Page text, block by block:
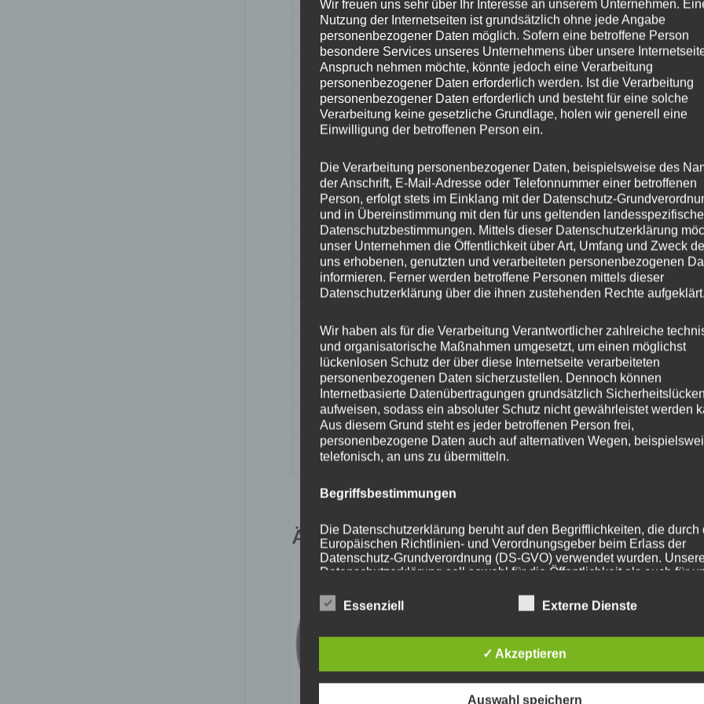
Breite 8.5
Design CVR8
Durchmesser 20
45
Fertigung Flow Forming
Hersteller CONCAVER WHEELS
Lochkreis 5×112
Hinweis
Mittellochbohrung 72,6 mm
Nabenbohrung 72.6
PCD 112 mm
Traglast 815
Ähnliche Produkte
Wir freuen uns sehr über Ihr Interesse an unserem Unternehmen.
Nutzung der Internetseiten ist grundsätzlich ohne jede Angabe
personenbezogener Daten möglich. Sofern eine betroffene Person
besondere Services unseres Unternehmens über unsere
Anspruch nehmen möchte, könnte jedoch eine Verarbeitung
personenbezogener Daten erforderlich werden. Ist die Verarbeitung
personenbezogener Daten erforderlich und besteht für eine solche
Verarbeitung keine gesetzliche Grundlage, holen wir generell eine
Einwilligung der betroffenen Person ein.
Die Verarbeitung personenbezogener Daten, beispielsweise des
der Anschrift, E-Mail-Adresse oder Telefonnummer einer betroffenen
Person, erfolgt stets im Einklang mit der Datenschutz-
und in Übereinstimmung mit den für uns geltenden
Datenschutzbestimmungen. Mittels dieser Datenschutzerklärung
unser Unternehmen die Öffentlichkeit über Art, Umfang und Zweck
uns erhobenen, genutzten und verarbeiteten personenbezogenen
informieren. Ferner werden betroffene Personen mittels dieser
Datenschutzerklärung über die ihnen zustehenden Rechte aufgeklärt.
Wir haben als für die Verarbeitung Verantwortlicher zahlreiche
und organisatorische Maßnahmen umgesetzt, um einen möglichst
lückenlosen Schutz der über diese Internetseite verarbeiteten
personenbezogenen Daten sicherzustellen. Dennoch können
Internetbasierte Datenübertragungen grundsätzlich Sicherheitslücken
aufweisen, sodass ein absoluter Schutz nicht gewährleistet werden
Aus diesem Grund steht es jeder betroffenen Person frei,
personenbezogene Daten auch auf alternativen Wegen,
telefonisch, an uns zu übermitteln.
Begriffsbestimmungen
Die Datenschutzerklärung beruht auf den Begrifflichkeiten, die durch
Europäischen Richtlinien- und Verordnungsgeber beim Erlass der
Datenschutz-Grundverordnung (DS-GVO) verwendet wurden.
Datenschutzerklärung soll sowohl für die Öffentlichkeit als auch für
dies zu gewährleisten, möchten wir vorab die verwendeten
Begrifflichkeiten erläutern.
Wir verwenden in dieser Datenschutzerklärung unter anderem die
Essenziell Externe Dienste
✓ Akzeptieren
Auswahl speichern